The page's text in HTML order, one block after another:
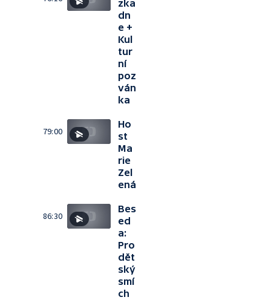
zka
dn
e +
Kul
tur
ní
poz
ván
ka
79:00
Ho
st
Ma
rie
Zel
ená
86:30
Bes
ed
a:
Pro
dět
ský
smí
ch